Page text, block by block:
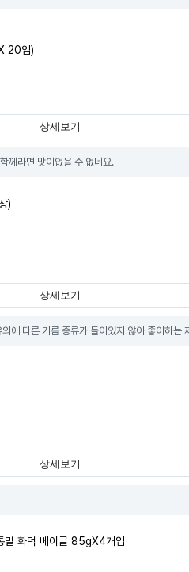
20입)
상세보기
께라면 맛이없을 수 없네요.
)
상세보기
에 다른 기름 종류가 들어있지 않아 좋아하는
상세보기
밀 화덕 베이글 85gX4개입